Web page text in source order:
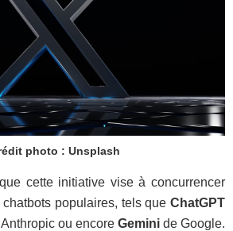
photo : Unsplash
cette initiative vise à concurrencer
chatbots populaires, tels que ChatGPT
ou encore Gemini de Google.